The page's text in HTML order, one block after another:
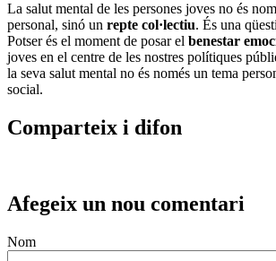
La salut mental de les persones joves no és
personal, sinó un repte col·lectiu. És una
Potser és el moment de posar el benestar
joves en el centre de les nostres polítiques
la seva salut mental no és només un tema
social.
Comparteix i difon
Afegeix un nou comentari
Nom